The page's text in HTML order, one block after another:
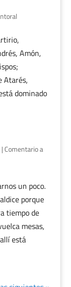
Amón,
Atarés,
dominado
|Comentario a
un poco.
porque
tiempo de
mesas,
está